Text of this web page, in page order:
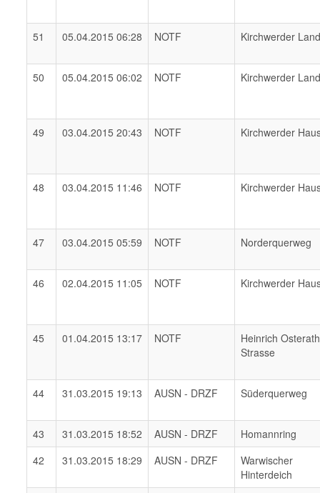
51 05.04.2015 06:28 NOTF Kirchwerder
50 05.04.2015 06:02 NOTF Kirchwerder
49 03.04.2015 20:43 NOTF Kirchwerder
48 03.04.2015 11:46 NOTF Kirchwerder
47 03.04.2015 05:59 NOTF Norderquerweg
46 02.04.2015 11:05 NOTF Kirchwerder
45 01.04.2015 13:17 NOTF
Heinrich Osterath
Strasse
44 31.03.2015 19:13 AUSN - DRZF Süderquerweg
43 31.03.2015 18:52 AUSN - DRZF
Homannring
42
31.03.2015 18:29 AUSN - DRZF
Warwischer
Hinterdeich